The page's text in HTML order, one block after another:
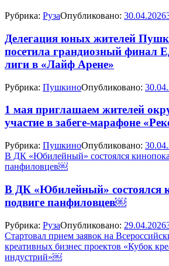
Рубрика: РузаОпубликовано: 30.04.2026
Делегация юных жителей
посетила грандиозный финал
лиги в «Лайф Арене»
Рубрика: ПушкиноОпубликовано:
1 мая приглашаем жителей
участие в забеге‑марафоне
Рубрика: ПушкиноОпубликовано:
В ДК «Юбилейный» состоялся
панфиловцев￼
В ДК «Юбилейный» состоялся
подвиге панфиловцев￼
Рубрика: РузаОпубликовано: 29.04.2026
Стартовал прием заявок на
креативных бизнес проектов «Кубок
индустрий»￼